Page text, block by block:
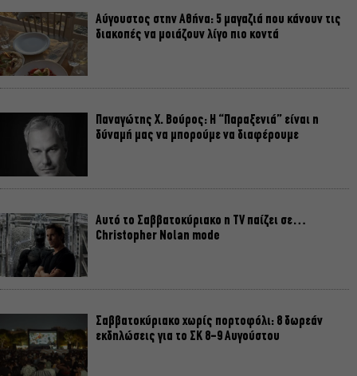
Αύγουστος στην Αθήνα: 5 μαγαζιά που κάνουν τις
διακοπές να μοιάζουν λίγο πιο κοντά
Παναγώτης Χ. Βούρος: Η “Παραξενιά” είναι η
δύναμή μας να μπορούμε να διαφέρουμε
Αυτό το Σαββατοκύριακο η TV παίζει σε…
Christopher Nolan mode
Σαββατοκύριακο χωρίς πορτοφόλι: 8 δωρεάν
εκδηλώσεις για το ΣΚ 8-9 Αυγούστου